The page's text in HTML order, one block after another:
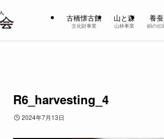
古橋懐古館
文化財事業
山と森
山林事業
養
絹の伝
R6_harvesting_4
2024年7月13日